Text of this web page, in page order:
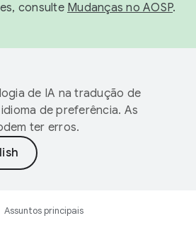
consulte Mudanças no AOSP.
de IA na tradução de
de preferência. As
ter erros.
Assuntos principais